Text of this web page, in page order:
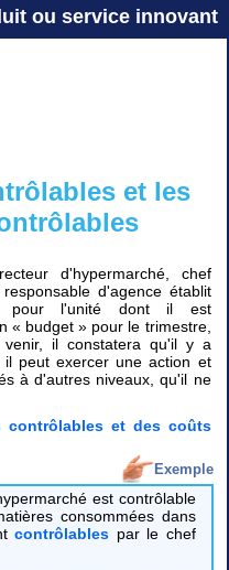
ou service innovant
et les
d'hypermarché, chef
d'agence établit
pour l'unité dont il est
« budget » pour le trimestre,
il constatera qu'il y a
peut exercer une action et
à d'autres niveaux, qu'il ne
et des coûts
Exemple
est contrôlable
consommées dans
contrôlables par le chef